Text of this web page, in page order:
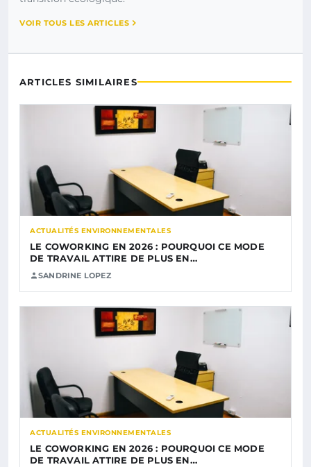
VOIR TOUS LES ARTICLES
ARTICLES SIMILAIRES
ACTUALITÉS ENVIRONNEMENTALES
LE COWORKING EN 2026 : POURQUOI CE MODE
DE TRAVAIL ATTIRE DE PLUS EN…
SANDRINE LOPEZ
ACTUALITÉS ENVIRONNEMENTALES
LE COWORKING EN 2026 : POURQUOI CE MODE
DE TRAVAIL ATTIRE DE PLUS EN…